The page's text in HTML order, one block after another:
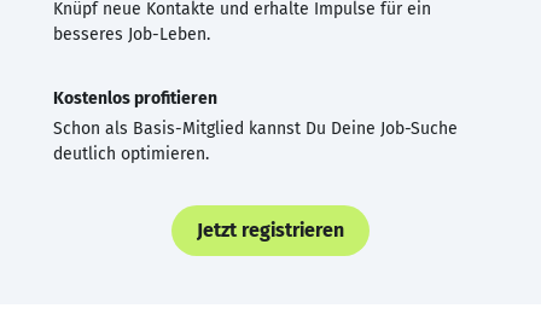
Knüpf neue Kontakte und erhalte Impulse für ein
besseres Job-Leben.
Kostenlos profitieren
Schon als Basis-Mitglied kannst Du Deine Job-Suche
deutlich optimieren.
Jetzt registrieren